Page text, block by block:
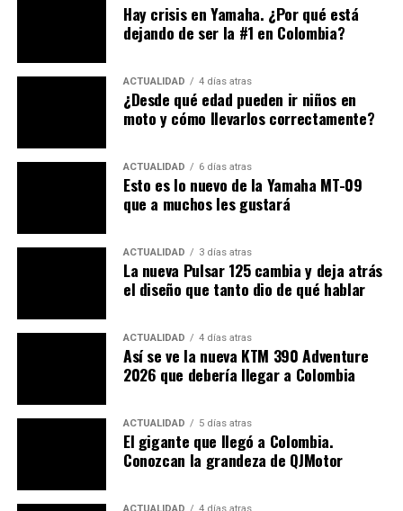
(sensores de inclinación).
Pantalla TFT interactiva, con navegación,
brújula y datos en tiempo real, y múltiples
opciones de accesorios para equipaje.
En resumen: no se conforma con ser “una 125 más”,
busca ofrecer una experiencia diferenciada.
Sigue creciendo el mercado de motos en
Colombia. ¿Cuál fue el top 10?
¿Una 125 con potencia eficiente?
La Flygon 125 monta un motormonocilíndrico
cambios de5 velocidades . Fuente oficial indica que su
potencia máxima es de10,7 Hpa 8.000 rpm, con un
10,8 Nm a unos 6.500 rpm . En cuanto a
cada 100 kmsegún la marca.
Estos números sugieren que la Flygon es una moto
Hay crisis en Yamaha. ¿Por qué está
dejando de ser la #1 en Colombia?
ACTUALIDAD 4 días atras
¿Desde qué edad pueden ir niños en
moto y cómo llevarlos correctamente?
ACTUALIDAD 6 días atras
Esto es lo nuevo de la Yamaha MT-09
que a muchos les gustará
ACTUALIDAD 3 días atras
La nueva Pulsar 125 cambia y deja atrás
el diseño que tanto dio de qué hablar
ACTUALIDAD 4 días atras
Así se ve la nueva KTM 390 Adventure
2026 que debería llegar a Colombia
ACTUALIDAD 5 días atras
El gigante que llegó a Colombia.
Conozcan la grandeza de QJMotor
ACTUALIDAD 4 días atras